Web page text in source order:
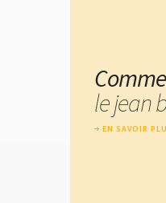
le jean
EN SAVOIR